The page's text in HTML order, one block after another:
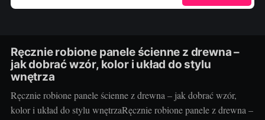
Ręcznie robione panele ścienne z drewna –
jak dobrać wzór, kolor i układ do stylu
wnętrza
Ręcznie robione panele ścienne z drewna – jak dobrać wzór,
kolor i układ do stylu wnętrzaRęcznie robione panele z drewna –